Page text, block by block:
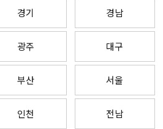
경기 경남
광주 대구
부산 서울
인천 전남